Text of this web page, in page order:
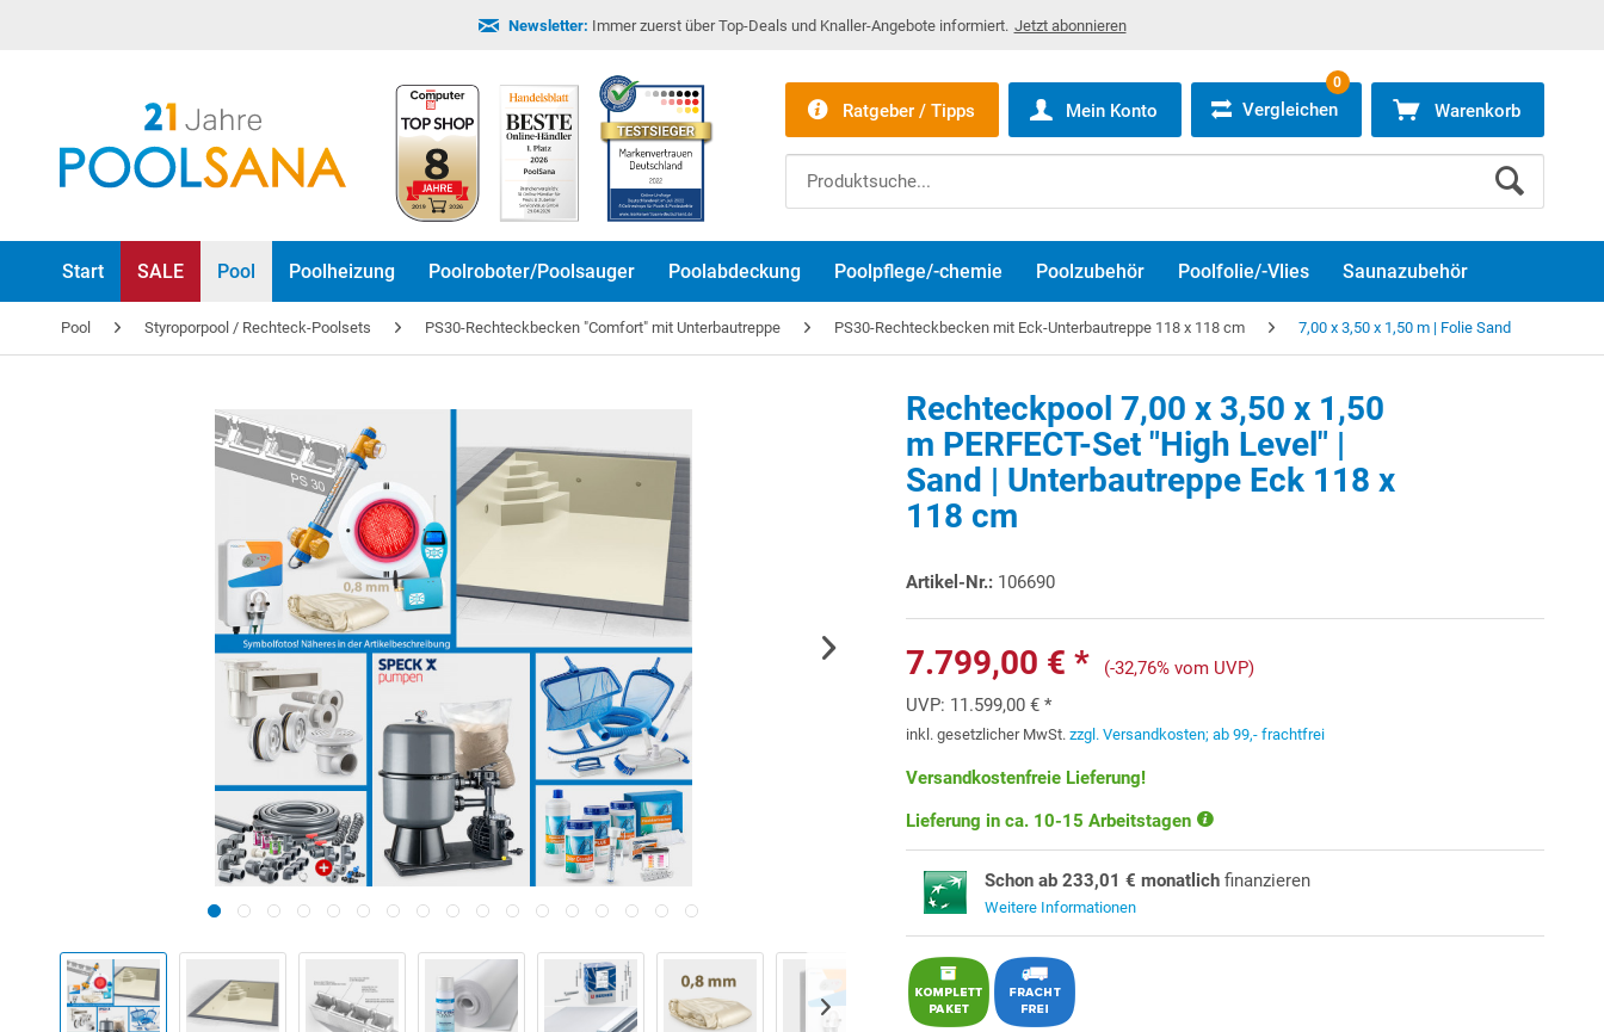
Newsletter: Immer zuerst über Top-Deals und Knaller-Angebote informiert. Jetzt abonnieren
Ratgeber / Tipps Mein Konto Vergleichen
0
Warenkorb
Start SALE Pool Poolheizung Poolroboter/Poolsauger Poolabdeckung Poolpflege/-chemie Poolzubehör Poolfolie/-Vlies Saunazubehör
Pool Styroporpool / Rechteck-Poolsets PS30-Rechteckbecken "Comfort" mit Unterbautreppe PS30-Rechteckbecken mit Eck-Unterbautreppe 118 x 118 cm 7,00 x 3,50 x 1,50 m | Folie Sand
Rechteckpool 7,00 x 3,50 x 1,50
m PERFECT-Set "High Level" |
Sand | Unterbautreppe Eck 118 x
118 cm
Artikel-Nr.: 106690
7.799,00 € *
(-32,76% vom UVP)
UVP: 11.599,00 € *
inkl. gesetzlicher MwSt.zzgl. Versandkosten; ab 99,- frachtfrei
Versandkostenfreie Lieferung!
Lieferung in ca. 10-15 Arbeitstagen
Schon ab 233,01 € monatlich finanzieren
Weitere Informationen